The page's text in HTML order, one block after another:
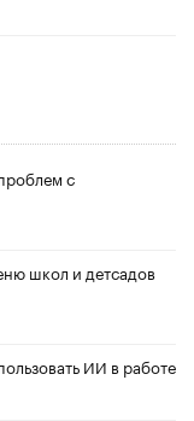
с
школ и детсадов
ИИ в работе